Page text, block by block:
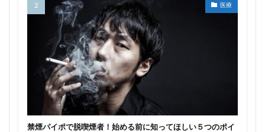
医療
禁煙パイポで脱喫煙者！始める前に知ってほしい５つのポイ